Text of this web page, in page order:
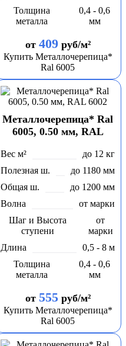
Толщина
металла
0,4 - 0,6
мм
от 409руб/м²
Купить Металлочерепица*
Ral 6005
Металлочерепица* Ral
6005, 0.50 мм, RAL
Вес м²
до 12 кг
Полезная ш.
до 1180 мм
Общая ш.
до 1200 мм
Волна
от марки
Шаг и Высота
ступени
от
марки
Длина
0,5 - 8 м
Толщина
металла
0,4 - 0,6
мм
от 555руб/м²
Купить Металлочерепица*
Ral 6005